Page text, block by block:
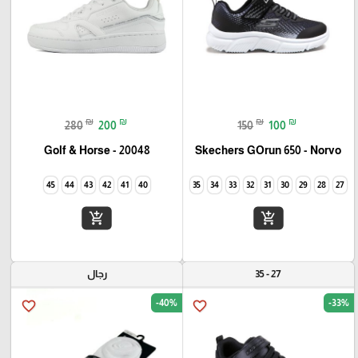
150 ₪ 100 ₪
Skechers GOrun 650 - Norvo
27
28
29
30
31
32
33
34
35
add_shopping_cart
280 ₪ 200 ₪
Golf & Horse - 20048
40
41
42
43
44
45
add_shopping_cart
27 - 35
favorite_border -33%
رجال
favorite_border -40%